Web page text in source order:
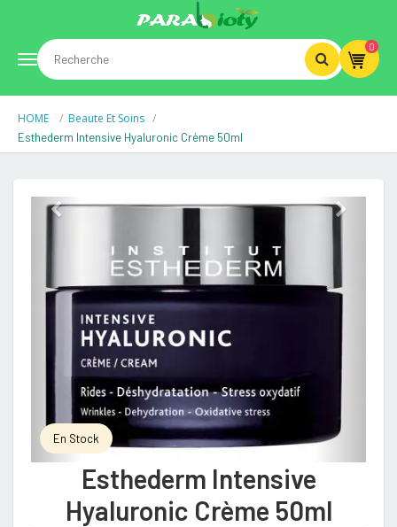
Toggle
navigation
0
HOME Beaute Et Soins
Esthederm Intensive Hyaluronic Crème 50ml
Previous
En Stock
Esthederm Intensive
Hyaluronic Crème 50ml